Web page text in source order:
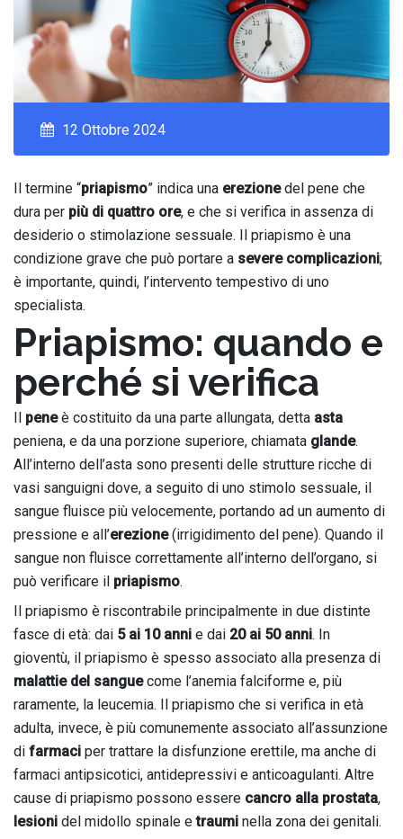
12 Ottobre 2024
Il termine “priapismo” indica una erezionedel pene che
dura per più di quattro ore, e che si verifica in assenza di
desiderio o stimolazione sessuale. Il priapismo è una
condizione grave che può portare a severe complicazioni;
è importante, quindi, l’intervento tempestivo di uno
specialista.
Priapismo: quando e
perché si verifica
Il peneè costituito da una parte allungata, detta asta
peniena, e da una porzione superiore, chiamata glande.
All’interno dell’asta sono presenti delle strutture ricche di
vasi sanguigni dove, a seguito di uno stimolo sessuale, il
sangue fluisce più velocemente, portando ad un aumento di
pressione e all’erezione(irrigidimento del pene). Quando il
sangue non fluisce correttamente all’interno dell’organo, si
può verificare il priapismo.
Il priapismo è riscontrabile principalmente in due distinte
fasce di età: dai 5 ai 10 anni e dai 20 ai 50 anni. In
gioventù, il priapismo è spesso associato alla presenza di
malattie del sanguecome l’anemia falciforme e, più
raramente, la leucemia. Il priapismo che si verifica in età
adulta, invece, è più comunemente associato all’assunzione
di farmaci per trattare la disfunzione erettile, ma anche di
farmaci antipsicotici, antidepressivi e anticoagulanti. Altre
cause di priapismo possono essere cancro alla prostata,
lesioni del midollo spinale etraumi nella zona dei genitali.